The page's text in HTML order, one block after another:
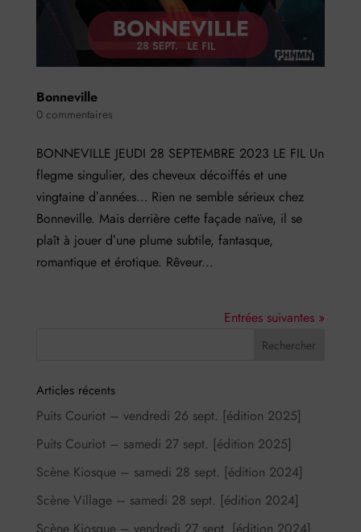
Bonneville
0 commentaires
BONNEVILLE JEUDI 28 SEPTEMBRE 2023 LE FIL Un
flegme singulier, des cheveux décoiffés et une
vingtaine dʼannées… Rien ne semble sérieux chez
Bonneville. Mais derrière cette façade naïve, il se
plaît à jouer dʼune plume subtile, fantasque,
romantique et érotique. Rêveur...
Entrées suivantes »
Articles récents
Puits Couriot – vendredi 26 sept. [édition 2025]
Puits Couriot – samedi 27 sept. [édition 2025]
Scène Kiosque – samedi 28 sept. [édition 2024]
Scène Village – samedi 28 sept. [édition 2024]